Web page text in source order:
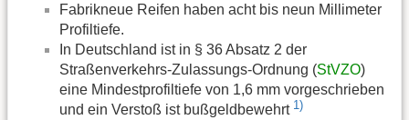
Fabrikneue Reifen haben acht bis neun Millimeter
Profiltiefe.
In Deutschland ist in § 36 Absatz 2 der
Straßenverkehrs-Zulassungs-Ordnung (StVZO)
eine Mindestprofiltiefe von 1,6 mm vorgeschrieben
und ein Verstoß ist bußgeldbewehrt 1)